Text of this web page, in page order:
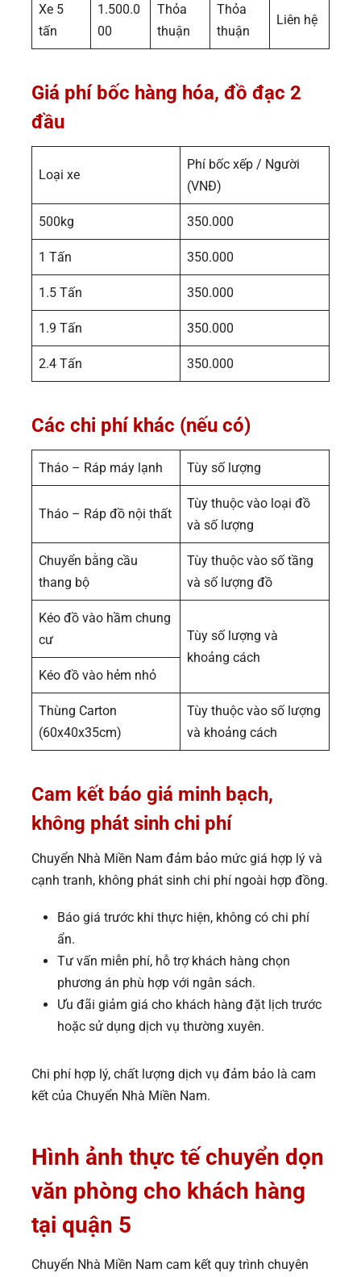
Xe 5
tấn
1.500.0
00
Thỏa
thuận
Thỏa
thuận
Liên hệ
Giá phí bốc hàng hóa, đồ đạc 2
đầu
Loại xe
Phí bốc xếp / Người
(VNĐ)
500kg 350.000
1 Tấn 350.000
1.5 Tấn 350.000
1.9 Tấn 350.000
2.4 Tấn 350.000
Các chi phí khác (nếu có)
Tháo – Ráp máy lạnh Tùy số lượng
Tháo – Ráp đồ nội thất
Tùy thuộc vào loại đồ
và số lượng
Chuyển bằng cầu
thang bộ
Tùy thuộc vào số tầng
và số lượng đồ
Kéo đồ vào hầm chung
cư
Tùy số lượng và
khoảng cách
Kéo đồ vào hẻm nhỏ
Thùng Carton
(60x40x35cm)
Tùy thuộc vào số lượng
và khoảng cách
Cam kết báo giá minh bạch,
không phát sinh chi phí
Chuyển Nhà Miền Nam đảm bảo mức giá hợp lý và
cạnh tranh, không phát sinh chi phí ngoài hợp đồng.
Báo giá trước khi thực hiện, không có chi phí
ẩn.
Tư vấn miễn phí, hỗ trợ khách hàng chọn
phương án phù hợp với ngân sách.
Ưu đãi giảm giá cho khách hàng đặt lịch trước
hoặc sử dụng dịch vụ thường xuyên.
Chi phí hợp lý, chất lượng dịch vụ đảm bảo là cam
kết của Chuyển Nhà Miền Nam.
Hình ảnh thực tế chuyển dọn
văn phòng cho khách hàng
tại quận 5
Chuyển Nhà Miền Nam cam kết quy trình chuyên